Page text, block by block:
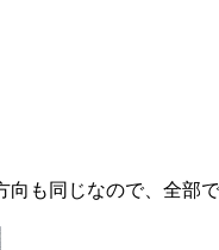
も同じなので、全部で